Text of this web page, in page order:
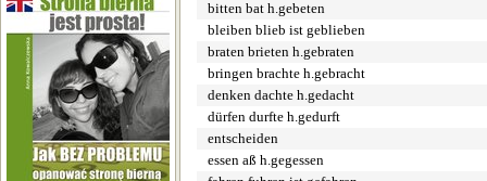
bitten bat h.gebeten
bleiben blieb ist geblieben
braten brieten h.gebraten
bringen brachte h.gebracht
denken dachte h.gedacht
dürfen durfte h.gedurft
entscheiden
essen aß h.gegessen